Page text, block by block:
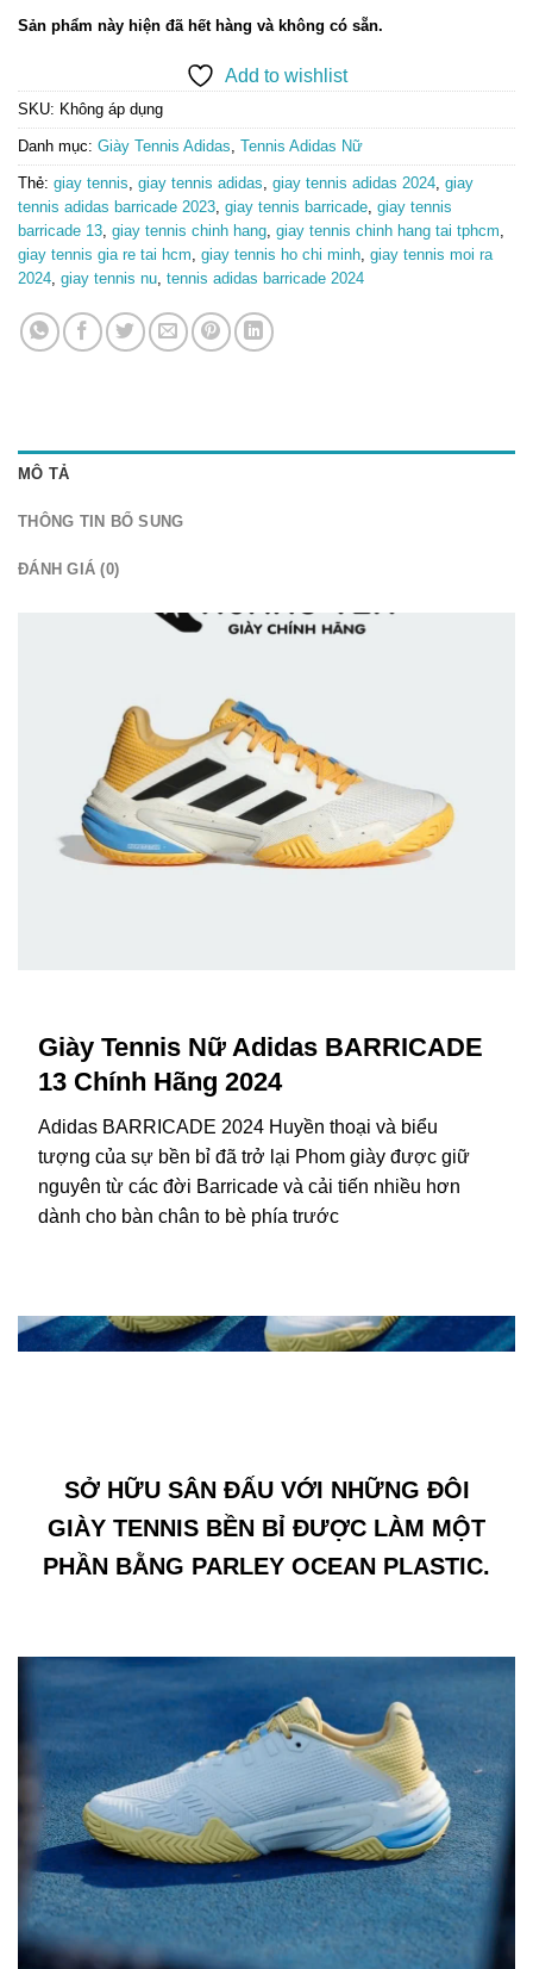
Sản phẩm này hiện đã hết hàng và không có sẵn.
Add to wishlist
SKU: Không áp dụng
Danh mục: Giày Tennis Adidas, Tennis Adidas Nữ
Thẻ: giay tennis, giay tennis adidas, giay tennis adidas 2024, giay
tennis adidas barricade 2023, giay tennis barricade, giay tennis
barricade 13, giay tennis chinh hang, giay tennis chinh hang tai tphcm,
giay tennis gia re tai hcm, giay tennis ho chi minh, giay tennis moi ra
2024, giay tennis nu, tennis adidas barricade 2024
MÔ TẢ
THÔNG TIN BỔ SUNG
ĐÁNH GIÁ (0)
Giày Tennis Nữ Adidas BARRICADE
13 Chính Hãng 2024
Adidas BARRICADE 2024 Huyền thoại và biểu
tượng của sự bền bỉ đã trở lại Phom giày được giữ
nguyên từ các đời Barricade và cải tiến nhiều hơn
dành cho bàn chân to bè phía trước
SỞ HỮU SÂN ĐẤU VỚI NHỮNG ĐÔI
GIÀY TENNIS BỀN BỈ ĐƯỢC LÀM MỘT
PHẦN BẰNG PARLEY OCEAN PLASTIC.